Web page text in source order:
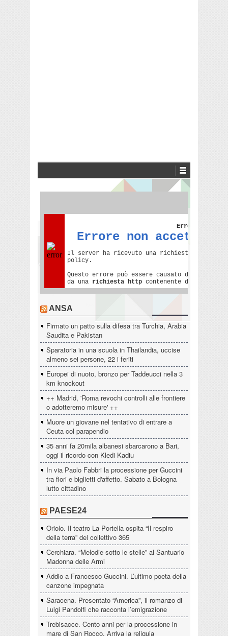
ANSA
Firmato un patto sulla difesa tra Turchia, Arabia
Saudita e Pakistan
Sparatoria in una scuola in Thailandia, uccise
almeno sei persone, 22 i feriti
Europei di nuoto, bronzo per Taddeucci nella 3
km knockout
++ Madrid, 'Roma revochi controlli alle frontiere
o adotteremo misure' ++
Muore un giovane nel tentativo di entrare a
Ceuta col parapendio
35 anni fa 20mila albanesi sbarcarono a Bari,
oggi il ricordo con Kledi Kadiu
In via Paolo Fabbri la processione per Guccini
tra fiori e biglietti d'affetto. Sabato a Bologna
lutto cittadino
PAESE24
Oriolo. Il teatro La Portella ospita “Il respiro
della terra” del collettivo 365
Cerchiara. “Melodie sotto le stelle” al Santuario
Madonna delle Armi
Addio a Francesco Guccini. L’ultimo poeta della
canzone impegnata
Saracena. Presentato “America”, il romanzo di
Luigi Pandolfi che racconta l’emigrazione
Trebisacce. Cento anni per la processione in
mare di San Rocco. Arriva la reliquia